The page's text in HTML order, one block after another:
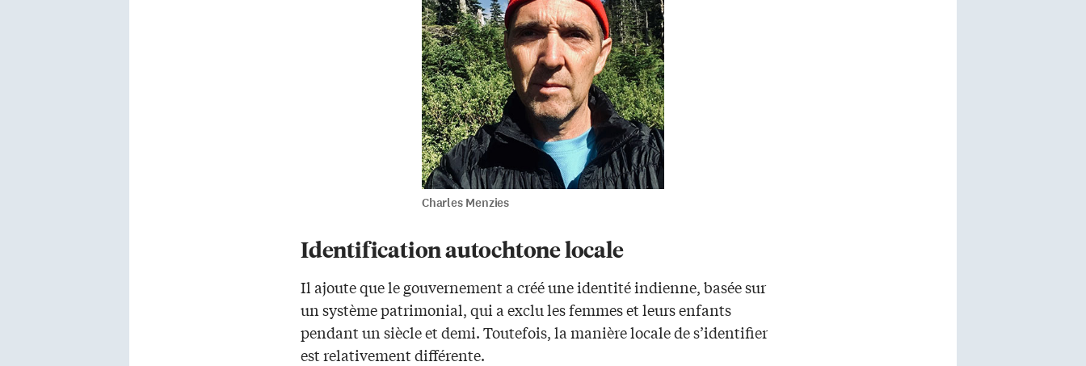
Charles Menzies
Identification autochtone locale
Il ajoute que le gouvernement a créé une identité indienne, basée sur
un système patrimonial, qui a exclu les femmes et leurs enfants
pendant un siècle et demi. Toutefois, la manière locale de s’identifier
est relativement différente.